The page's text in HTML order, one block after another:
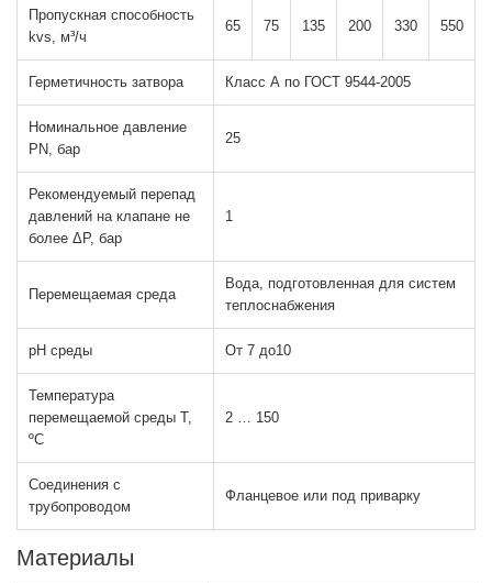
Пропускная способность
kvs, м³/ч
65 75 135 200 330 550
Герметичность затвора Класс А по ГОСТ 9544-2005
Номинальное давление
PN, бар
25
Рекомендуемый перепад
давлений на клапане не
более ΔР, бар
1
Перемещаемая среда
Вода, подготовленная для систем
теплоснабжения
pH среды От 7 до10
Температура
перемещаемой среды Т,
ºС
2 … 150
Соединения с
трубопроводом
Фланцевое или под приварку
Материалы